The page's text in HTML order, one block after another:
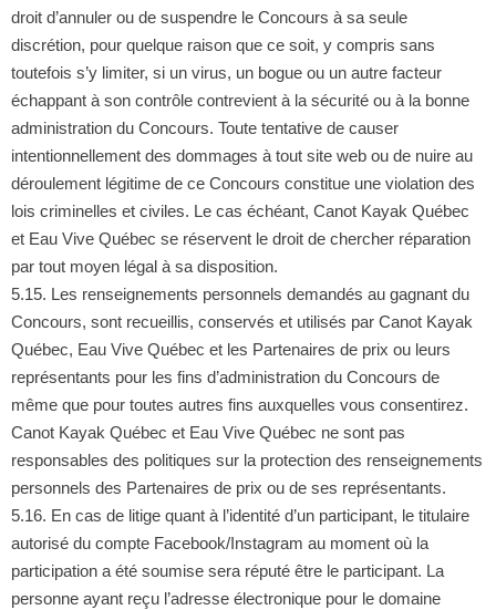
droit d’annuler ou de suspendre le Concours à sa seule
discrétion, pour quelque raison que ce soit, y compris sans
toutefois s’y limiter, si un virus, un bogue ou un autre facteur
échappant à son contrôle contrevient à la sécurité ou à la bonne
administration du Concours. Toute tentative de causer
intentionnellement des dommages à tout site web ou de nuire au
déroulement légitime de ce Concours constitue une violation des
lois criminelles et civiles. Le cas échéant, Canot Kayak Québec
et Eau Vive Québec se réservent le droit de chercher réparation
par tout moyen légal à sa disposition.
5.15. Les renseignements personnels demandés au gagnant du
Concours, sont recueillis, conservés et utilisés par Canot Kayak
Québec, Eau Vive Québec et les Partenaires de prix ou leurs
représentants pour les fins d’administration du Concours de
même que pour toutes autres fins auxquelles vous consentirez.
Canot Kayak Québec et Eau Vive Québec ne sont pas
responsables des politiques sur la protection des renseignements
personnels des Partenaires de prix ou de ses représentants.
5.16. En cas de litige quant à l’identité d’un participant, le titulaire
autorisé du compte Facebook/Instagram au moment où la
participation a été soumise sera réputé être le participant. La
personne ayant reçu l’adresse électronique pour le domaine